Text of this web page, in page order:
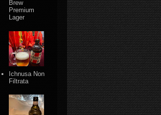
Brew
Premium
Lager
Ichnusa Non
Filtrata